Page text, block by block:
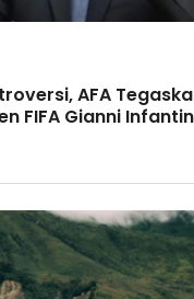
AFA
FIFA Gianni